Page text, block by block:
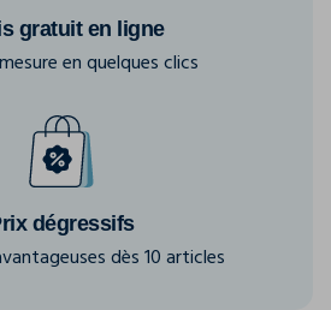
gratuit en ligne
en quelques clics
dégressifs
dès 10 articles